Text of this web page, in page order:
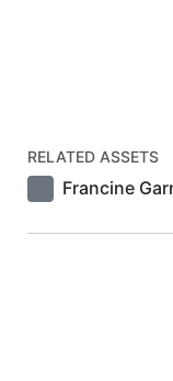
RELATED ASSETS
Francine